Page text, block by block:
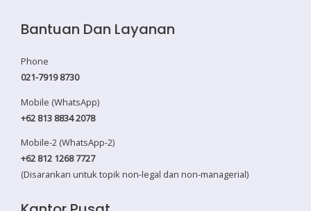
Bantuan Dan Layanan
Phone
021-7919 8730
Mobile (WhatsApp)
+62 813 8834 2078
Mobile-2 (WhatsApp-2)
+62 812 1268 7727
(Disarankan untuk topik non-legal dan non-managerial)